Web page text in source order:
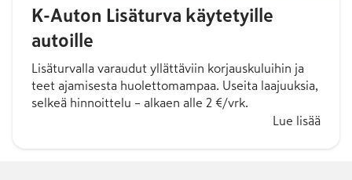
K-Auton Lisäturva käytetyille
autoille
Lisäturvalla varaudut yllättäviin korjauskuluihin ja
teet ajamisesta huolettomampaa. Useita laajuuksia,
selkeä hinnoittelu – alkaen alle 2 €/vrk.
Lue lisää